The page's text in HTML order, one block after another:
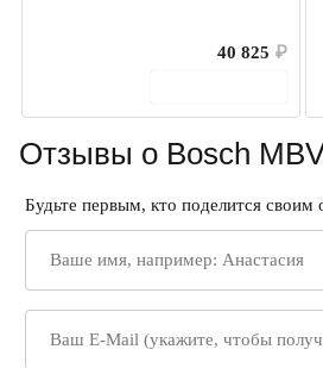
40 825 ₽
Отзывы о Bosch
Будьте первым, кто поделится